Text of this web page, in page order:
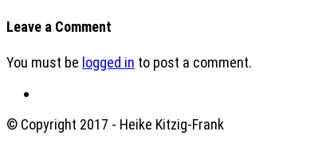
Leave a Comment
You must be logged in to post a comment.
© Copyright 2017 - Heike Kitzig-Frank